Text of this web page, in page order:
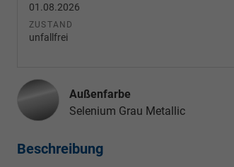
01.08.2026
ZUSTAND
unfallfrei
Außenfarbe
Selenium Grau Metallic
Beschreibung